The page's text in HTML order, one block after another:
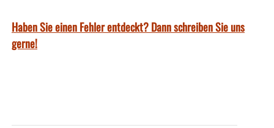
Haben Sie einen Fehler entdeckt? Dann schreiben Sie uns
gerne!